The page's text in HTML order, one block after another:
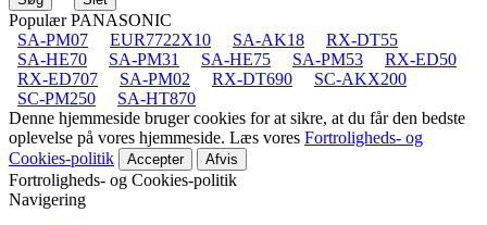
Populær PANASONIC
SA-PM07
EUR7722X10 SA-AK18
RX-DT55
SA-HE70
SA-PM31 SA-HE75 SA-PM53
RX-ED50
RX-ED707
SA-PM02 RX-DT690
SC-AKX200
SC-PM250
SA-HT870
Denne hjemmeside bruger cookies for at sikre, at du får den bedste
oplevelse på vores hjemmeside. Læs vores Fortroligheds- og
Cookies-politik
Accepter Afvis
Fortroligheds- og Cookies-politik
Navigering